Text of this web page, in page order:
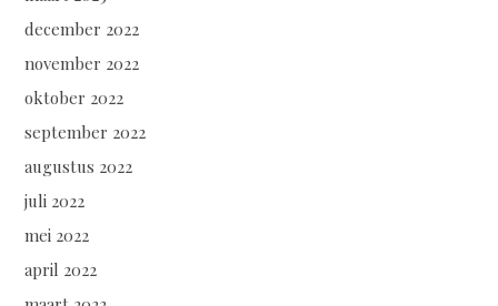
december 2022
november 2022
oktober 2022
september 2022
augustus 2022
juli 2022
mei 2022
april 2022